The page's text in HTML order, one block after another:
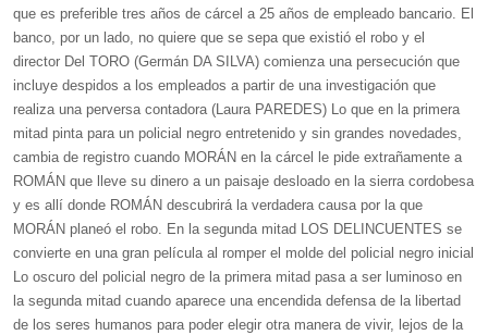
que es preferible tres años de cárcel a 25 años de empleado bancario. El
banco, por un lado, no quiere que se sepa que existió el robo y el
director Del TORO (Germán DA SILVA) comienza una persecución que
incluye despidos a los empleados a partir de una investigación que
realiza una perversa contadora (Laura PAREDES) Lo que en la primera
mitad pinta para un policial negro entretenido y sin grandes novedades,
cambia de registro cuando MORÁN en la cárcel le pide extrañamente a
ROMÁN que lleve su dinero a un paisaje desloado en la sierra cordobesa
y es allí donde ROMÁN descubrirá la verdadera causa por la que
MORÁN planeó el robo. En la segunda mitad LOS DELINCUENTES se
convierte en una gran película al romper el molde del policial negro inicial
Lo oscuro del policial negro de la primera mitad pasa a ser luminoso en
la segunda mitad cuando aparece una encendida defensa de la libertad
de los seres humanos para poder elegir otra manera de vivir, lejos de la